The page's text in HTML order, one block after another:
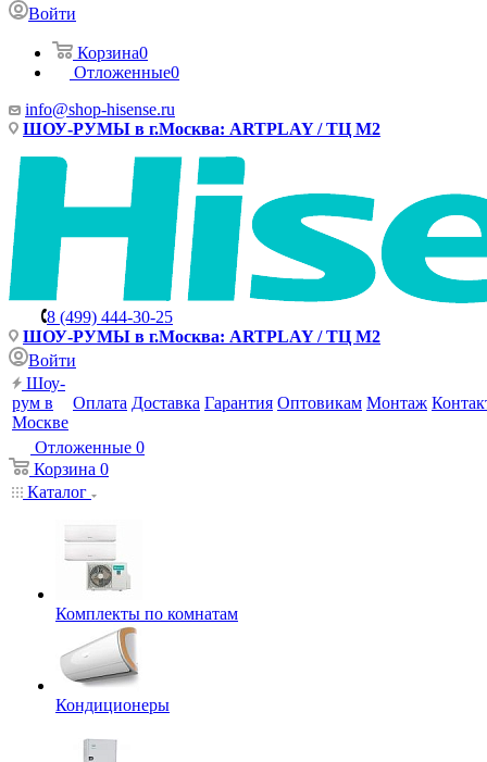
Войти
Корзина0
Отложенные0
info@shop-hisense.ru
ШОУ-РУМЫ в г.Москва: ARTPLAY / ТЦ М2
8 (499) 444-30-25
ШОУ-РУМЫ в г.Москва: ARTPLAY / ТЦ М2
Войти
Шоу-
рум в
Москве
Оплата Доставка Гарантия Оптовикам Монтаж
Отложенные 0
Корзина 0
Каталог
Комплекты по комнатам
Кондиционеры